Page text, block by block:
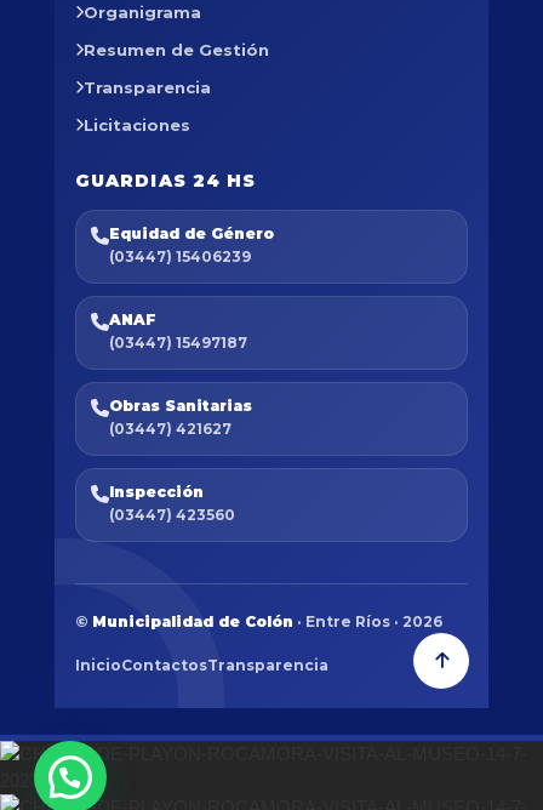
Organigrama
Resumen de Gestión
Transparencia
Licitaciones
GUARDIAS 24 HS
Equidad de Género
(03447) 15406239
ANAF
(03447) 15497187
Obras Sanitarias
(03447) 421627
Inspección
(03447) 423560
© Municipalidad de Colón · Entre Ríos · 2026
InicioContactosTransparencia